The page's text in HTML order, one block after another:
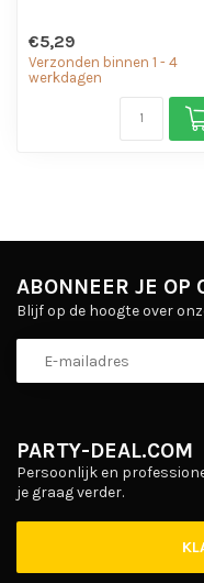
€5,29
Verzonden binnen 1 - 4
werkdagen
PARTY-DEAL.COM
Persoonlijk en
je graag verder.
ABONNEER JE OP
Blijf op de hoogte over